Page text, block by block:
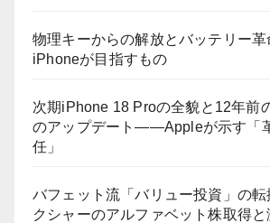
物理キーからの解放とバッテリー
iPhoneが目指すもの
次期iPhone 18 Proの全貌と12年前
のアップデート——Appleが示す「
任」
バフェット流「バリュー投資」の
クシャーのアルファベット株取得